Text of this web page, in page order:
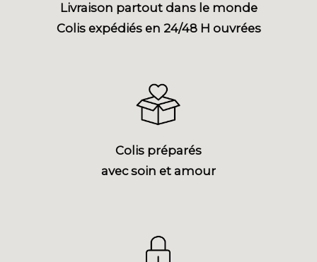
Livraison partout dans le monde
Colis expédiés en 24/48 H ouvrées
Colis préparés
avec soin et amour